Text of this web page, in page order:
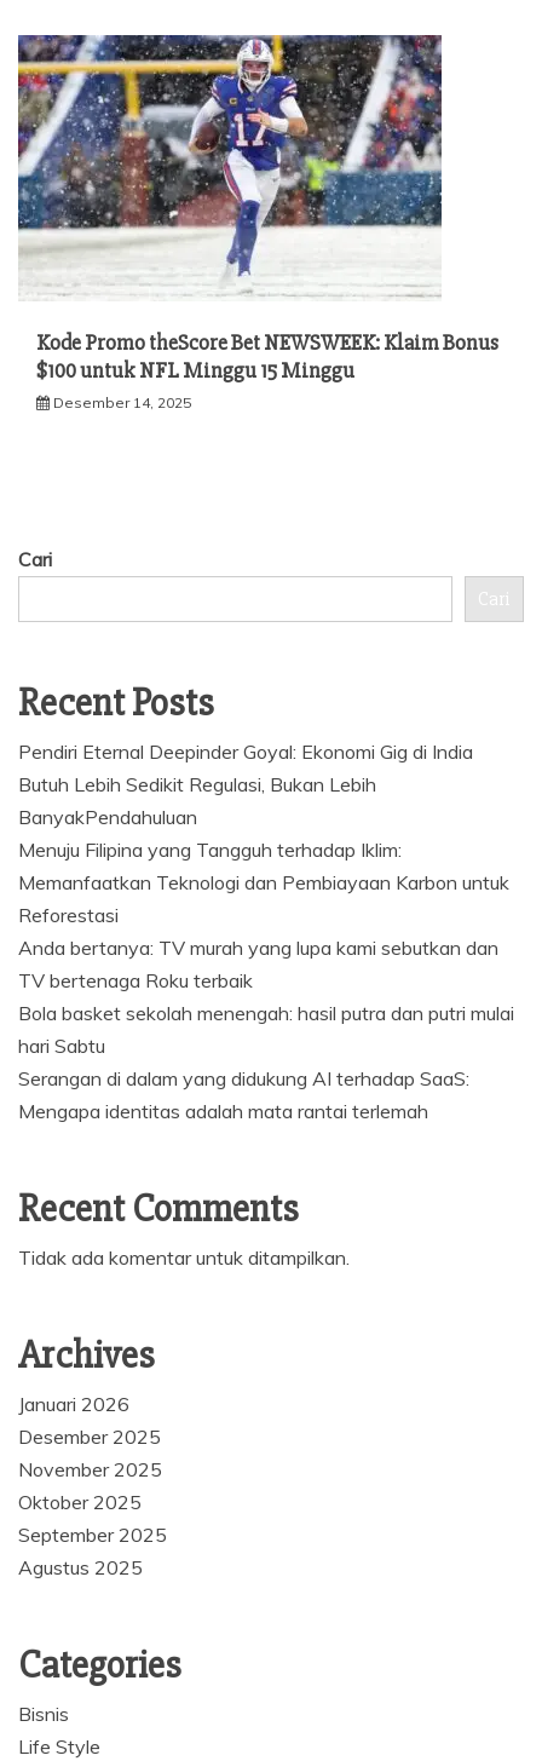
Kode Promo theScore Bet NEWSWEEK: Klaim Bonus
$100 untuk NFL Minggu 15 Minggu
Desember 14, 2025
Cari
Cari
Recent Posts
Pendiri Eternal Deepinder Goyal: Ekonomi Gig di India
Butuh Lebih Sedikit Regulasi, Bukan Lebih
BanyakPendahuluan
Menuju Filipina yang Tangguh terhadap Iklim:
Memanfaatkan Teknologi dan Pembiayaan Karbon untuk
Reforestasi
Anda bertanya: TV murah yang lupa kami sebutkan dan
TV bertenaga Roku terbaik
Bola basket sekolah menengah: hasil putra dan putri mulai
hari Sabtu
Serangan di dalam yang didukung AI terhadap SaaS:
Mengapa identitas adalah mata rantai terlemah
Recent Comments
Tidak ada komentar untuk ditampilkan.
Archives
Januari 2026
Desember 2025
November 2025
Oktober 2025
September 2025
Agustus 2025
Categories
Bisnis
Life Style